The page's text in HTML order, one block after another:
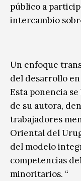
público a
intercambio
Un enfoque
del desarrollo
Esta ponencia
de su autora,
trabajadores
Oriental del
del modelo
competencias
minoritarios. “